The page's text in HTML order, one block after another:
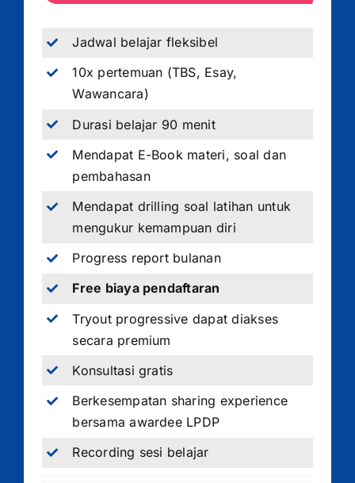
Jadwal belajar fleksibel
10x pertemuan (TBS, Esay,
Wawancara)
Durasi belajar 90 menit
Mendapat E-Book materi, soal dan
pembahasan
Mendapat drilling soal latihan untuk
mengukur kemampuan diri
Progress report bulanan
Free biaya pendaftaran
Tryout progressive dapat diakses
secara premium
Konsultasi gratis
Berkesempatan sharing experience
bersama awardee LPDP
Recording sesi belajar